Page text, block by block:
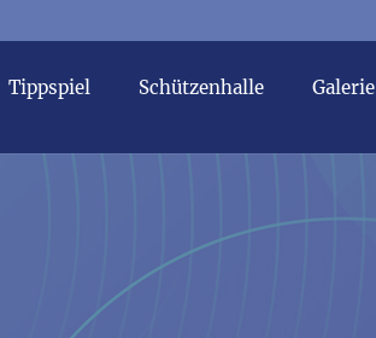
Tippspiel Schützenhalle Galerie